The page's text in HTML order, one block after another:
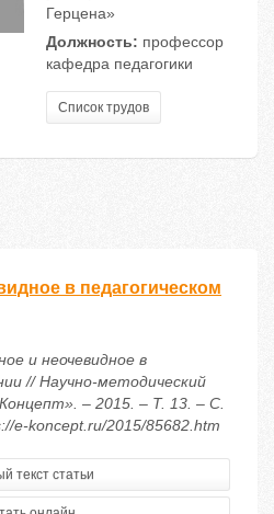
Герцена»
Должность: профессор
кафедра педагогики
Список трудов
в педагогическом
и неочевидное в
// Научно-методический
– 2015. – Т. 13. – С.
e-koncept.ru/2015/85682.htm
текст статьи